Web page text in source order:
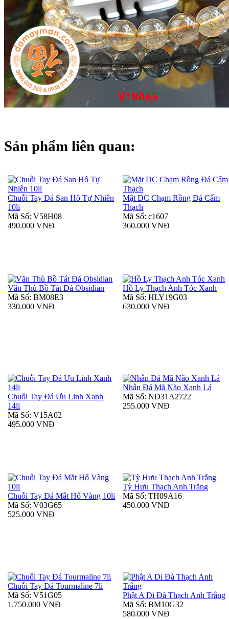
Sản phẩm liên quan:
Chuỗi Tay Đá San Hô Tự Nhiên
10li
Mã Số: V58H08
490.000 VNĐ
Mặt DC Chạm Rồng Đá Cẩm
Thạch
Mã Số: c1607
360.000 VNĐ
Văn Thù Bồ Tát Đá Obsidian
Mã Số: BM08E3
330.000 VNĐ
Hồ Ly Thạch Anh Tóc Xanh
Mã Số: HLY19G03
630.000 VNĐ
Chuỗi Tay Đá Ưu Linh Xanh
14li
Mã Số: V15A02
495.000 VNĐ
Nhẫn Đá Mã Não Xanh Lá
Mã Số: ND31A2722
255.000 VNĐ
Chuỗi Tay Đá Mắt Hổ Vàng 10li
Mã Số: V03G65
525.000 VNĐ
Tỳ Hưu Thạch Anh Trắng
Mã Số: TH09A16
450.000 VNĐ
Chuỗi Tay Đá Tourmaline 7li
Mã Số: V51G05
1.750.000 VNĐ
Phật A Di Đà Thạch Anh Trắng
Mã Số: BM10G32
580.000 VNĐ